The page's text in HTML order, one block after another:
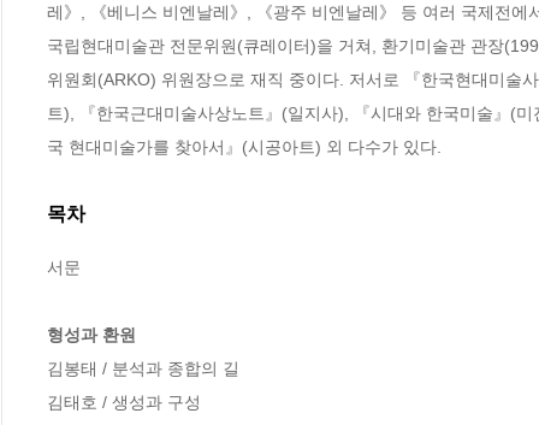
레》, 《베니스 비엔날레》, 《광주 비엔날레》 등 여러 국제전
국립현대미술관 전문위원(큐레이터)을 거쳐, 환기미술관 관장
위원회(ARKO) 위원장으로 재직 중이다. 저서로 『한국현대미술
트), 『한국근대미술사상노트』(일지사), 『시대와 한국미술』(
국 현대미술가를 찾아서』(시공아트) 외 다수가 있다.
목차
서문
형성과 환원
김봉태 / 분석과 종합의 길
김태호 / 생성과 구성